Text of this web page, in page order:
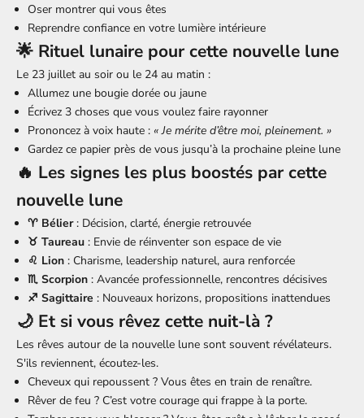
Oser montrer qui vous êtes
Reprendre confiance en votre lumière intérieure
🌟 Rituel lunaire pour cette nouvelle lune
Le 23 juillet au soir ou le 24 au matin :
Allumez une bougie dorée ou jaune
Écrivez 3 choses que vous voulez faire rayonner
Prononcez à voix haute : « Je mérite d’être moi, pleinement. »
Gardez ce papier près de vous jusqu’à la prochaine pleine lune
🔥 Les signes les plus boostés par cette
nouvelle lune
♈ Bélier: Décision, clarté, énergie retrouvée
♉ Taureau : Envie de réinventer son espace de vie
♌ Lion : Charisme, leadership naturel, aura renforcée
♏ Scorpion : Avancée professionnelle, rencontres décisives
♐ Sagittaire : Nouveaux horizons, propositions inattendues
🌙 Et si vous rêvez cette nuit-là ?
Les rêves autour de la nouvelle lune sont souvent révélateurs.
S'ils reviennent, écoutez-les.
Cheveux qui repoussent ? Vous êtes en train de renaître.
Rêver de feu ? C’est votre courage qui frappe à la porte.